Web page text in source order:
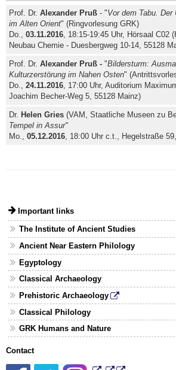
Prof. Dr. Alexander Pruß - "Vor dem Tabu.
im Alten Orient" (Ringvorlesung GRK)
Do.,03.11.2016, 18:15-19:45 Uhr, Hörsaal C02
Neubau Chemie - Duesbergweg 10-14, 55128
Prof. Dr.Alexander Pruß - "Bildersturm:
Kulturzerstörung im Nahen Osten"
Do.,24.11.2016, 17:00 Uhr, Auditorium
Joachim Becher-Weg 5, 55128 Mainz)
Dr. Helen Gries (VAM, Staatliche Museen zu
Tempel in Assur"
Mo.,05.12.2016 , 18:00 Uhr c.t., Hegelstraße
Important links
The Institute of Ancient Studies
Ancient Near Eastern Philology
Egyptology
Classical Archaeology
Prehistoric Archaeology
Classical Philology
GRK Humans and Nature
Contact